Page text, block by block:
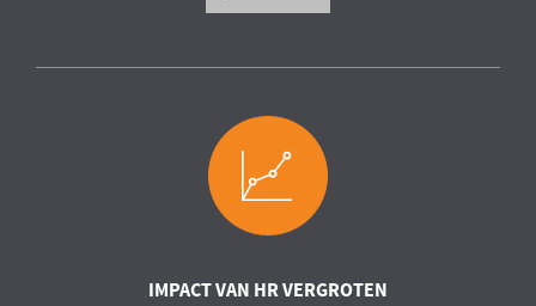
IMPACT VAN HR VERGROTEN